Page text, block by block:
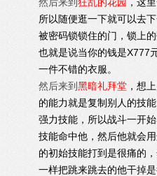
所以随便逛一下就可以去
被密码锁锁住的门，锁上
也就是说当你的钱是X777
一件不错的衣服。
然后来到 黑暗礼拜堂 ，想
的能力就是复制别人的技
强力技能，所以战斗一开
技能命中他，然后他就会
的初始技能打到是很痛的
一样把跳来跳去的他干掉